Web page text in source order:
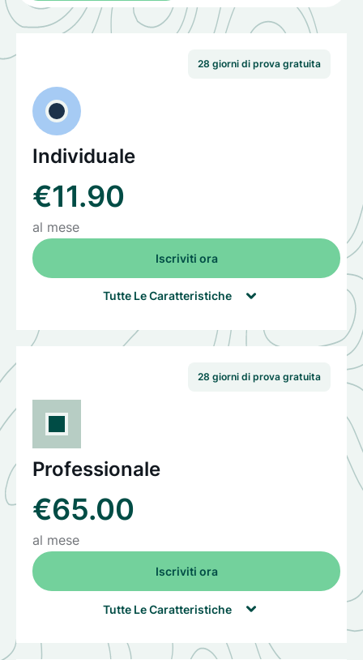
28 giorni di prova gratuita
Individuale
€11.90
al mese
Iscriviti ora
Tutte Le Caratteristiche 
2 progetti
1 GB di memoria
La storia
Webmap (in versione beta)
28 giorni di prova gratuita
Professionale
€65.00
al mese
Iscriviti ora
Tutte Le Caratteristiche 